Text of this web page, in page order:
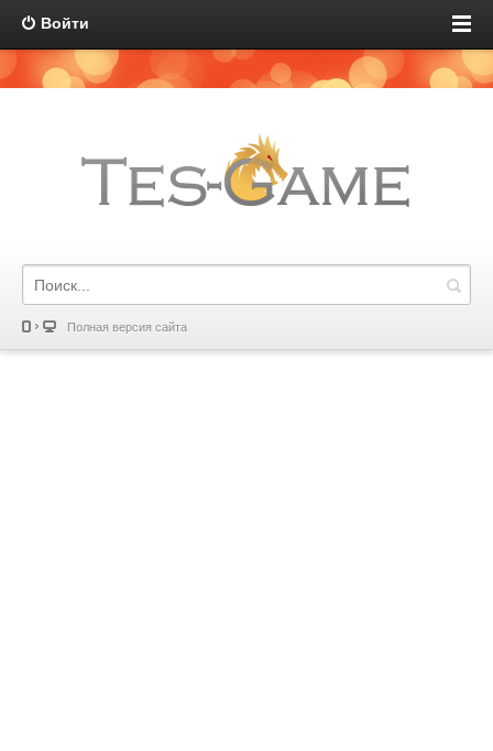
Войти
Полная версия сайта